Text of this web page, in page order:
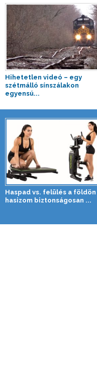
Hihetetlen videó – egy
szétmálló sínszálakon
egyensú...
Haspad vs. felülés a földön
hasizom biztonságosan ...